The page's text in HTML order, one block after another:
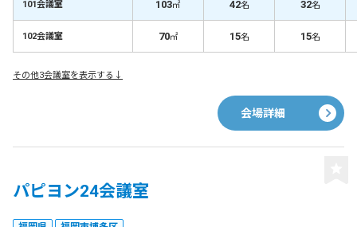
101会議室 103㎡ 42名 32名
102会議室 70㎡ 15名 15名
その他3会議室を表示する↓
会場詳細
パピヨン24会議室